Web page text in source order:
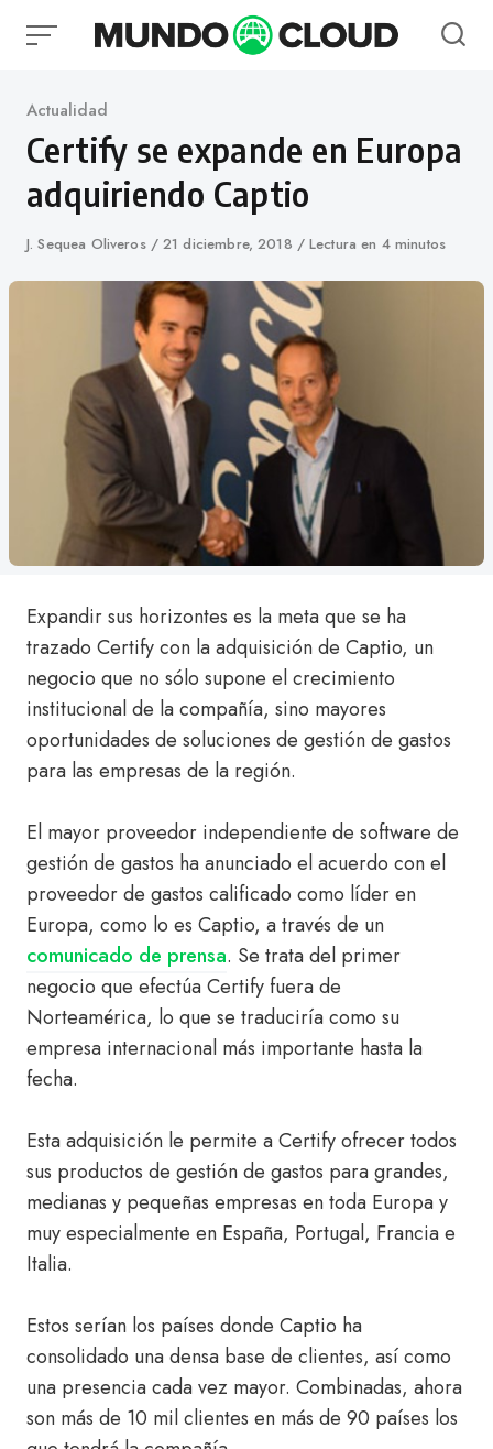
Category
Actualidad
Certify se expande en Europa
adquiriendo Captio
Author
J. Sequea Oliveros
Published
21 diciembre, 2018 Lectura en 4 minutos
Expandir sus horizontes es la meta que se ha
trazado Certify con la adquisición de Captio, un
negocio que no sólo supone el crecimiento
institucional de la compañía, sino mayores
oportunidades de soluciones de gestión de gastos
para las empresas de la región.
El mayor proveedor independiente de software de
gestión de gastos ha anunciado el acuerdo con el
proveedor de gastos calificado como líder en
Europa, como lo es Captio, a través de un
comunicado de prensa. Se trata del primer
negocio que efectúa Certify fuera de
Norteamérica, lo que se traduciría como su
empresa internacional más importante hasta la
fecha.
Esta adquisición le permite a Certify ofrecer todos
sus productos de gestión de gastos para grandes,
medianas y pequeñas empresas en toda Europa y
muy especialmente en España, Portugal, Francia e
Italia.
Estos serían los países donde Captio ha
consolidado una densa base de clientes, así como
una presencia cada vez mayor. Combinadas, ahora
son más de 10 mil clientes en más de 90 países los